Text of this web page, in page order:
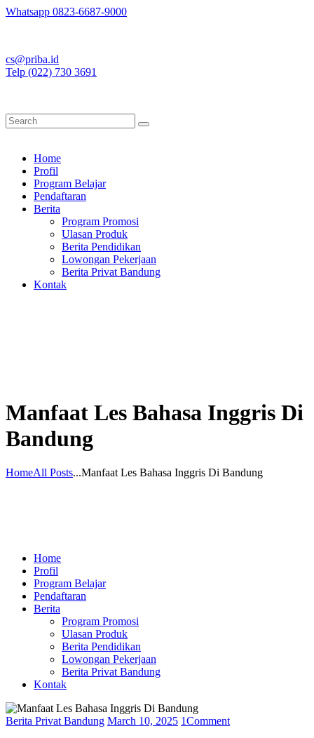
Whatsapp 0823-6687-9000
cs@priba.id
Telp (022) 730 3691
Home
Profil
Program Belajar
Pendaftaran
Berita
Program Promosi
Ulasan Produk
Berita Pendidikan
Lowongan Pekerjaan
Berita Privat Bandung
Kontak
Manfaat Les Bahasa Inggris Di
Bandung
HomeAll Posts...Manfaat Les Bahasa Inggris Di Bandung
Home
Profil
Program Belajar
Pendaftaran
Berita
Program Promosi
Ulasan Produk
Berita Pendidikan
Lowongan Pekerjaan
Berita Privat Bandung
Kontak
Berita Privat Bandung March 10, 2025 1Comment